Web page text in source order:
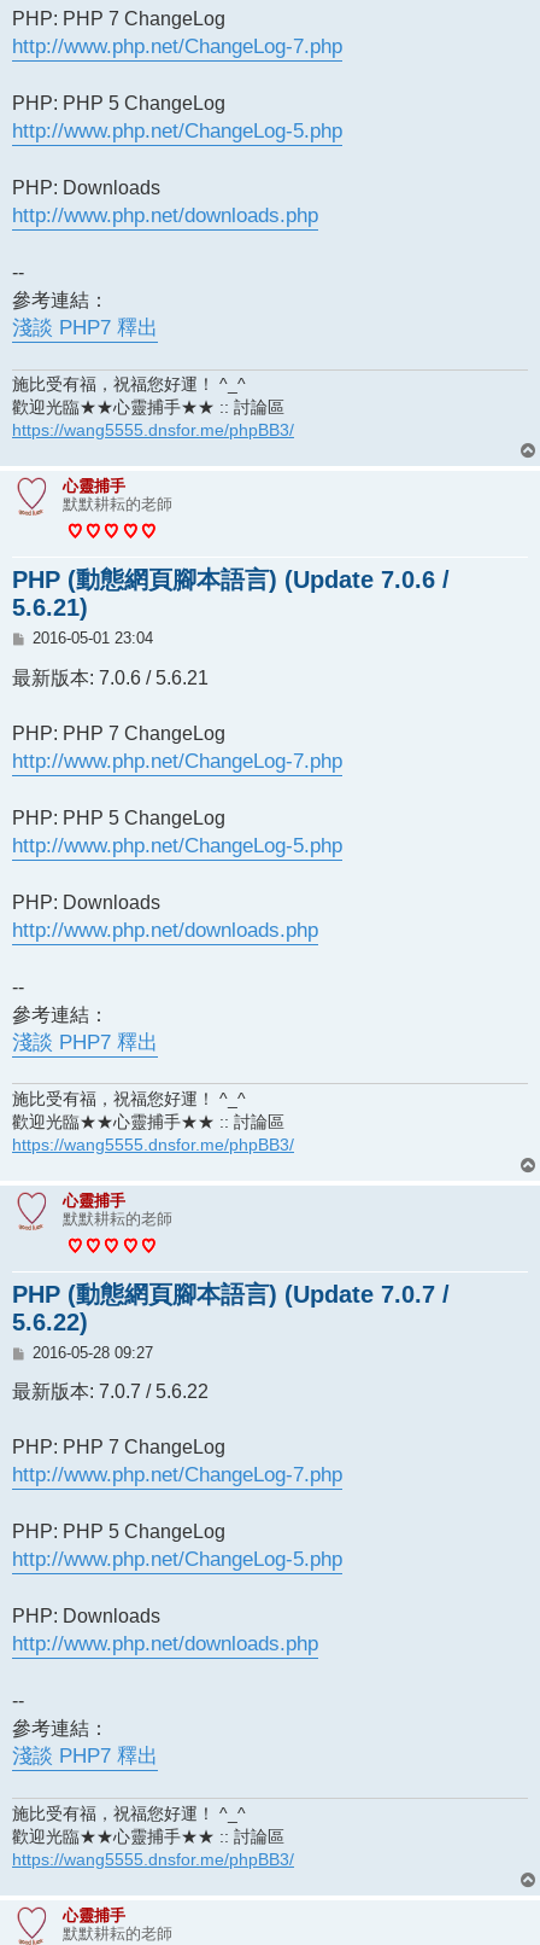
PHP: PHP 7 ChangeLog
http://www.php.net/ChangeLog-7.php
PHP: PHP 5 ChangeLog
http://www.php.net/ChangeLog-5.php
PHP: Downloads
http://www.php.net/downloads.php
--
參考連結：
淺談 PHP7 釋出
施比受有福，祝福您好運！ ^_^
歡迎光臨★★心靈捕手★★ :: 討論區
https://wang5555.dnsfor.me/phpBB3/
心靈捕手
默默耕耘的老師
PHP (動態網頁腳本語言) (Update 7.0.6 /
5.6.21)
文
2016-05-01 23:04
最新版本: 7.0.6 / 5.6.21
PHP: PHP 7 ChangeLog
http://www.php.net/ChangeLog-7.php
PHP: PHP 5 ChangeLog
http://www.php.net/ChangeLog-5.php
PHP: Downloads
http://www.php.net/downloads.php
--
參考連結：
淺談 PHP7 釋出
施比受有福，祝福您好運！ ^_^
歡迎光臨★★心靈捕手★★ :: 討論區
https://wang5555.dnsfor.me/phpBB3/
心靈捕手
默默耕耘的老師
PHP (動態網頁腳本語言) (Update 7.0.7 /
5.6.22)
文
2016-05-28 09:27
最新版本: 7.0.7 / 5.6.22
PHP: PHP 7 ChangeLog
http://www.php.net/ChangeLog-7.php
PHP: PHP 5 ChangeLog
http://www.php.net/ChangeLog-5.php
PHP: Downloads
http://www.php.net/downloads.php
--
參考連結：
淺談 PHP7 釋出
施比受有福，祝福您好運！ ^_^
歡迎光臨★★心靈捕手★★ :: 討論區
https://wang5555.dnsfor.me/phpBB3/
心靈捕手
默默耕耘的老師